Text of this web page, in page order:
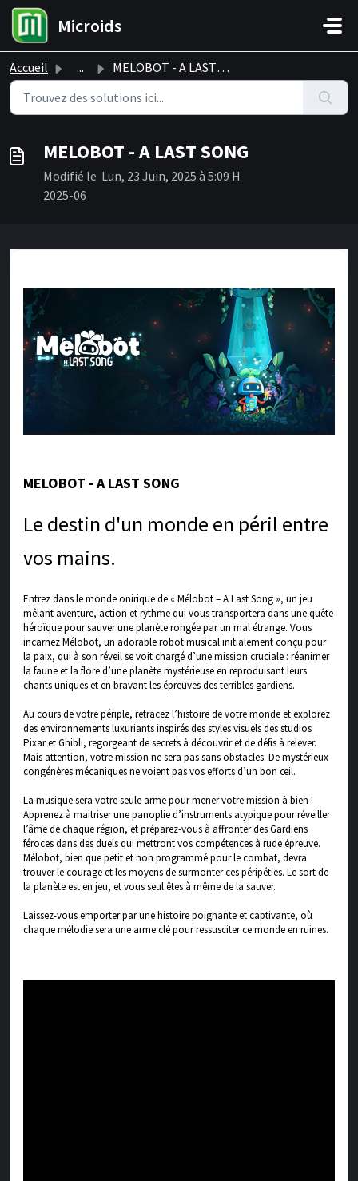
Passer au contenu principal
Microids
Accueil ... MELOBOT - A LAST SONG
MELOBOT - A LAST SONG
Modifié le Lun, 23 Juin, 2025 à 5:09 H
2025-06
MELOBOT - A LAST SONG
Le destin d'un monde en péril entre
vos mains.
Entrez dans le monde onirique de « Mélobot – A Last Song », un jeu
mêlant aventure, action et rythme qui vous transportera dans une quête
héroïque pour sauver une planète rongée par un mal étrange. Vous
incarnez Mélobot, un adorable robot musical initialement conçu pour
la paix, qui à son réveil se voit chargé d’une mission cruciale : réanimer
la faune et la flore d’une planète mystérieuse en reproduisant leurs
chants uniques et en bravant les épreuves des terribles gardiens.
Au cours de votre périple, retracez l’histoire de votre monde et explorez
des environnements luxuriants inspirés des styles visuels des studios
Pixar et Ghibli, regorgeant de secrets à découvrir et de défis à relever.
Mais attention, votre mission ne sera pas sans obstacles. De mystérieux
congénères mécaniques ne voient pas vos efforts d’un bon œil.
La musique sera votre seule arme pour mener votre mission à bien !
Apprenez à maitriser une panoplie d’instruments atypique pour réveiller
l’âme de chaque région, et préparez-vous à affronter des Gardiens
féroces dans des duels qui mettront vos compétences à rude épreuve.
Mélobot, bien que petit et non programmé pour le combat, devra
trouver le courage et les moyens de surmonter ces péripéties. Le sort de
la planète est en jeu, et vous seul êtes à même de la sauver.
Laissez-vous emporter par une histoire poignante et captivante, où
chaque mélodie sera une arme clé pour ressusciter ce monde en ruines.